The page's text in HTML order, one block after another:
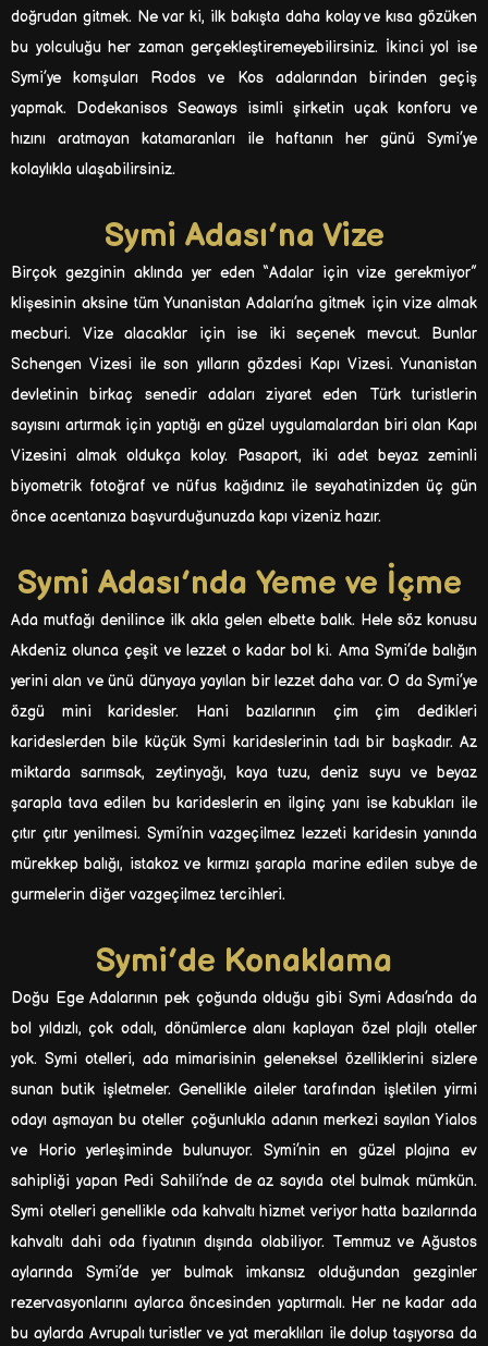
doğrudan gitmek. Ne var ki, ilk bakışta daha kolay ve kısa gözüken
bu yolculuğu her zaman gerçekleştiremeyebilirsiniz. İkinci yol ise
Symi’ye komşuları Rodos ve Kos adalarından birinden geçiş
yapmak. Dodekanisos Seaways isimli şirketin uçak konforu ve
hızını aratmayan katamaranları ile haftanın her günü Symi’ye
kolaylıkla ulaşabilirsiniz.
Symi Adası’na Vize
Birçok gezginin aklında yer eden “Adalar için vize gerekmiyor”
klişesinin aksine tüm Yunanistan Adaları’na gitmek için vize almak
mecburi. Vize alacaklar için ise iki seçenek mevcut. Bunlar
Schengen Vizesi ile son yılların gözdesi Kapı Vizesi. Yunanistan
devletinin birkaç senedir adaları ziyaret eden Türk turistlerin
sayısını artırmak için yaptığı en güzel uygulamalardan biri olan Kapı
Vizesini almak oldukça kolay. Pasaport, iki adet beyaz zeminli
biyometrik fotoğraf ve nüfus kağıdınız ile seyahatinizden üç gün
önce acentanıza başvurduğunuzda kapı vizeniz hazır.
Symi Adası’nda Yeme ve İçme
Ada mutfağı denilince ilk akla gelen elbette balık. Hele söz konusu
Akdeniz olunca çeşit ve lezzet o kadar bol ki. Ama Symi’de balığın
yerini alan ve ünü dünyaya yayılan bir lezzet daha var. O da Symi’ye
özgü mini karidesler. Hani bazılarının çim çim dedikleri
karideslerden bile küçük Symi karideslerinin tadı bir başkadır. Az
miktarda sarımsak, zeytinyağı, kaya tuzu, deniz suyu ve beyaz
şarapla tava edilen bu karideslerin en ilginç yanı ise kabukları ile
çıtır çıtır yenilmesi. Symi’nin vazgeçilmez lezzeti karidesin yanında
mürekkep balığı, istakoz ve kırmızı şarapla marine edilen subye de
gurmelerin diğer vazgeçilmez tercihleri.
Symi’de Konaklama
Doğu Ege Adalarının pek çoğunda olduğu gibi Symi Adası’nda da
bol yıldızlı, çok odalı, dönümlerce alanı kaplayan özel plajlı oteller
yok. Symi otelleri, ada mimarisinin geleneksel özelliklerini sizlere
sunan butik işletmeler. Genellikle aileler tarafından işletilen yirmi
odayı aşmayan bu oteller çoğunlukla adanın merkezi sayılan Yialos
ve Horio yerleşiminde bulunuyor. Symi’nin en güzel plajına ev
sahipliği yapan Pedi Sahili’nde de az sayıda otel bulmak mümkün.
Symi otelleri genellikle oda kahvaltı hizmet veriyor hatta bazılarında
kahvaltı dahi oda fiyatının dışında olabiliyor. Temmuz ve Ağustos
aylarında Symi’de yer bulmak imkansız olduğundan gezginler
rezervasyonlarını aylarca öncesinden yaptırmalı. Her ne kadar ada
bu aylarda Avrupalı turistler ve yat meraklıları ile dolup taşıyorsa da